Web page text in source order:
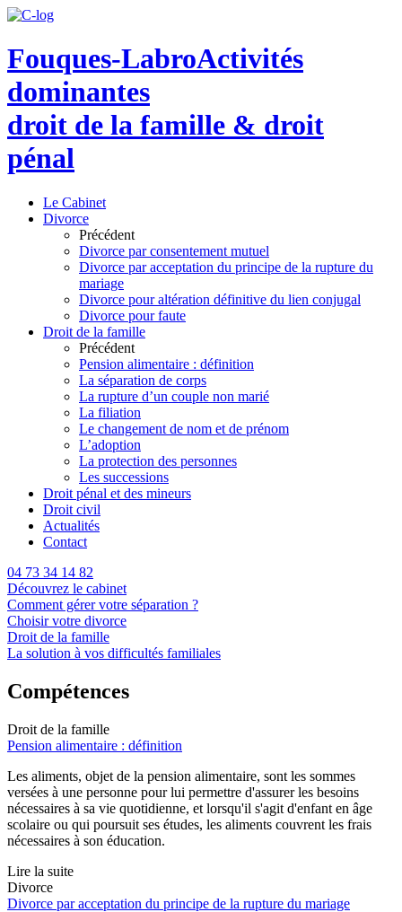
Fouques-LabroActivités
dominantes
droit de la famille & droit
pénal
Le Cabinet
Divorce
Précédent
Divorce par consentement mutuel
Divorce par acceptation du principe de la rupture du
mariage
Divorce pour altération définitive du lien conjugal
Divorce pour faute
Droit de la famille
Précédent
Pension alimentaire : définition
La séparation de corps
La rupture d’un couple non marié
La filiation
Le changement de nom et de prénom
L’adoption
La protection des personnes
Les successions
Droit pénal et des mineurs
Droit civil
Actualités
Contact
04 73 34 14 82
Découvrez le cabinet
Comment gérer votre séparation ?
Choisir votre divorce
Droit de la famille
La solution à vos difficultés familiales
Compétences
Droit de la famille
Pension alimentaire : définition
Les aliments, objet de la pension alimentaire, sont les sommes
versées à une personne pour lui permettre d'assurer les besoins
nécessaires à sa vie quotidienne, et lorsqu'il s'agit d'enfant en âge
scolaire ou qui poursuit ses études, les aliments couvrent les frais
nécessaires à son éducation.
Lire la suite
Divorce
Divorce par acceptation du principe de la rupture du mariage